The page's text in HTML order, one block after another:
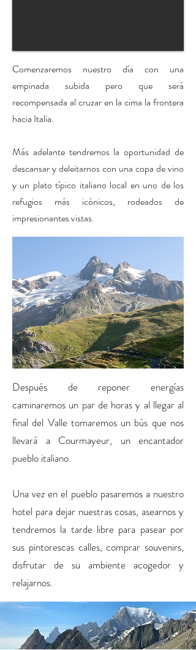
Comenzaremos nuestro día con una
empinada subida pero que será
recompensada al cruzar en la cima la frontera
hacia Italia.
Más adelante tendremos la oportunidad de
descansar y deleitarnos con una copa de vino
y un plato típico italiano local en uno de los
refugios más icónicos, rodeados de
impresionantes vistas.
Después de reponer energías
caminaremos un par de horas y al llegar al
final del Valle tomaremos un bús que nos
llevará a Courmayeur, un encantador
pueblo italiano.
Una vez en el pueblo pasaremos a nuestro
hotel para dejar nuestras cosas, asearnos y
tendremos la tarde libre para pasear por
sus pintorescas calles, comprar souvenirs,
disfrutar de su ambiente acogedor y
relajarnos.